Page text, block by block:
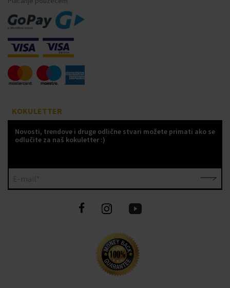
KOKULETTER
Novosti, trendove i druge odlične stvari možete primati ako se
odlučite za naš kokuletter :)